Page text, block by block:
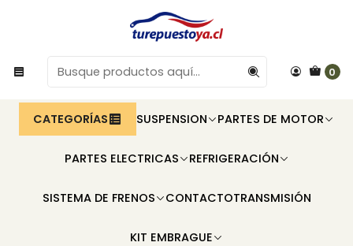
0
CATEGORÍAS SUSPENSION PARTES DE MOTOR
PARTES ELECTRICAS REFRIGERACIÓN
SISTEMA DE FRENOS CONTACTOTRANSMISIÓN
KIT EMBRAGUE